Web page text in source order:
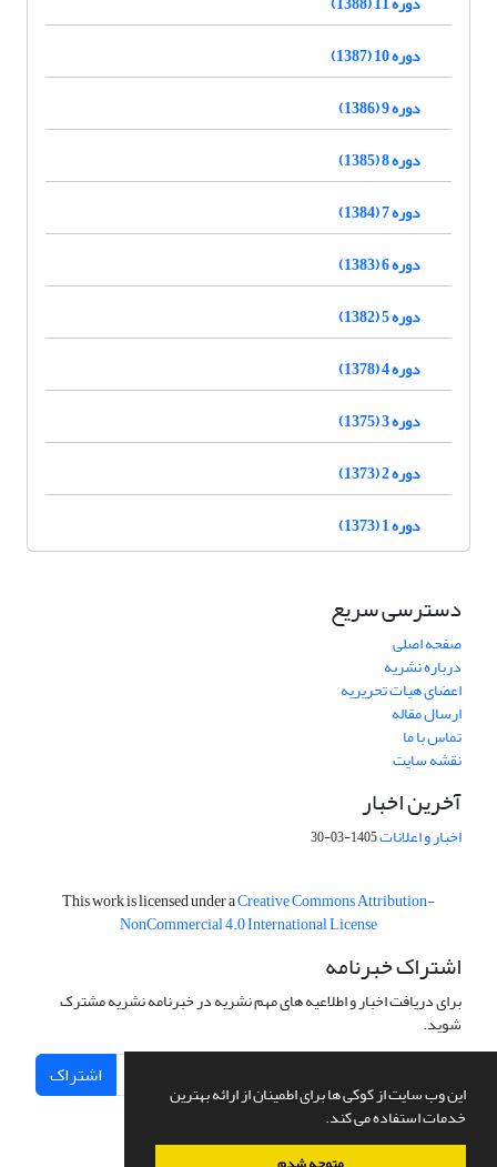
این وب سایت از کوکی ها برای اطمینان از ارائه بهترین
خدمات استفاده می کند.
دوره 10 (1387)
دوره 9 (1386)
دوره 8 (1385)
دوره 7 (1384)
دوره 6 (1383)
دوره 5 (1382)
دوره 4 (1378)
دوره 3 (1375)
دوره 2 (1373)
دوره 1 (1373)
دسترسی سریع
صفحه اصلی
درباره نشریه
اعضای هیات تحریریه
ارسال مقاله
تماس با ما
نقشه سایت
آخرین اخبار
اخبار و اعلانات1405-03-30
This work is licensed under aCreative Commons Attribution-
NonCommercial 4.0 International License
اشتراک خبرنامه
برای دریافت اخبار و اطلاعیه های مهم نشریه در خبرنامه نشریه مشترک
شوید.
اشتراک